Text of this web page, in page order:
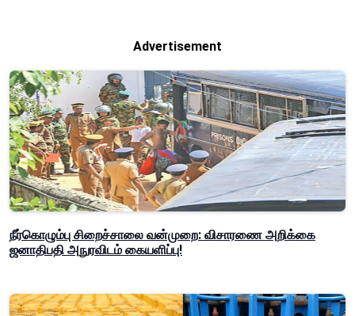
Advertisement
நீர்கொழும்பு சிறைச்சாலை வன்முறை: விசாரணை அறிக்கை
ஜனாதிபதி அநுரவிடம் கையளிப்பு!